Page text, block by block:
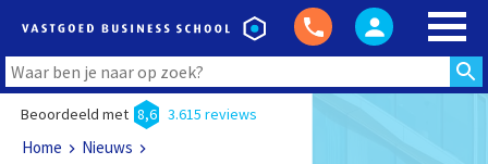
Beoordeeld met 8,6 3.615 reviews
Home
Nieuws